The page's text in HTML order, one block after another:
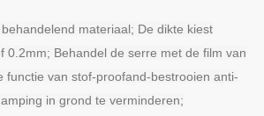
materiaal; De dikte kiest
0.2mm; Behandel de serre met de film van
functie van stof-proofand-bestrooien anti-
in grond te verminderen;